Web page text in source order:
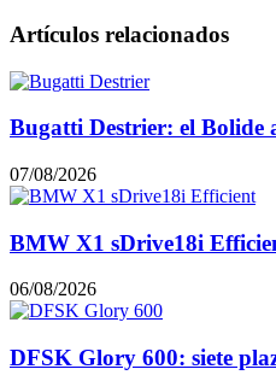
Artículos relacionados
Bugatti Destrier: el Bolide
07/08/2026
BMW X1 sDrive18i
06/08/2026
DFSK Glory 600: siete